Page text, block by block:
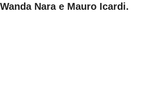
Nara e Mauro Icardi.